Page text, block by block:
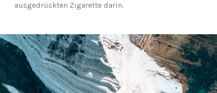
ausgedrückten Zigarette darin.